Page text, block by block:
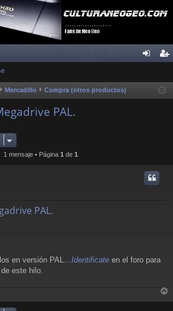
ist
Mercadillo Compra (otros productos)
PAL.
1 mensaje • Página 1 de 1
PAL.
en versión PAL… Identificate en el foro para
este hilo.
r